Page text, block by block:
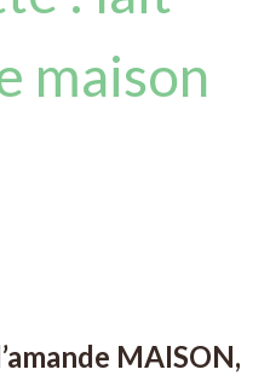
maison
MAISON,